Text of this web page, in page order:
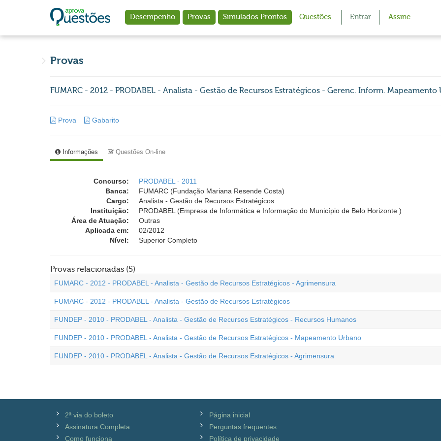
Desempenho Provas Simulados Prontos Questões Entrar Assine
Provas
FUMARC - 2012 - PRODABEL - Analista - Gestão de Recursos Estratégicos - Gerenc. Inform. Mapeamento
Prova Gabarito
Informações Questões On-line
Concurso:
PRODABEL - 2011
Banca:
FUMARC (Fundação Mariana Resende Costa)
Cargo:
Analista - Gestão de Recursos Estratégicos
Instituição:
PRODABEL (Empresa de Informática e Informação do Município de Belo Horizonte )
Área de Atuação:
Outras
Aplicada em:
02/2012
Nível:
Superior Completo
Provas relacionadas (5)
FUMARC - 2012 - PRODABEL - Analista - Gestão de Recursos Estratégicos - Agrimensura
FUMARC - 2012 - PRODABEL - Analista - Gestão de Recursos Estratégicos
FUNDEP - 2010 - PRODABEL - Analista - Gestão de Recursos Estratégicos - Recursos Humanos
FUNDEP - 2010 - PRODABEL - Analista - Gestão de Recursos Estratégicos - Mapeamento Urbano
FUNDEP - 2010 - PRODABEL - Analista - Gestão de Recursos Estratégicos - Agrimensura
2ª via do boleto
Assinatura Completa
Como funciona
Página inicial
Perguntas frequentes
Política de privacidade